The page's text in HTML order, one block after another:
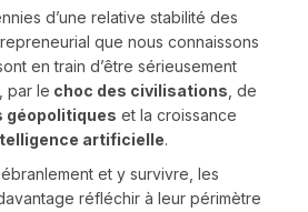
d’une relative stabilité des
que nous connaissons
en train d’être sérieusement
par le choc des civilisations , de
géopolitiques et la croissance
artificielle.
et y survivre, les
réfléchir à leur périmètre